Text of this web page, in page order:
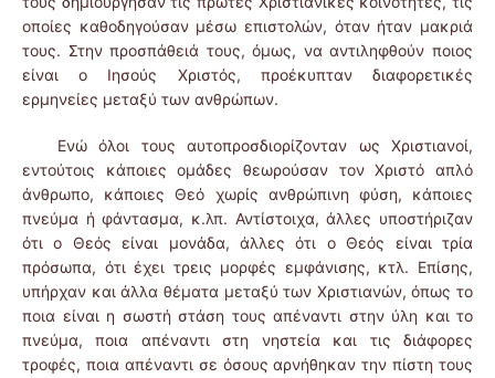
οποίες καθοδηγούσαν μέσω επιστολών, όταν ήταν μακριά
τους. Στην προσπάθειά τους, όμως, να αντιληφθούν ποιος
είναι ο Ιησούς Χριστός, προέκυπταν διαφορετικές
ερμηνείες μεταξύ των ανθρώπων.
Ενώ όλοι τους αυτοπροσδιορίζονταν ως Χριστιανοί,
εντούτοις κάποιες ομάδες θεωρούσαν τον Χριστό απλό
άνθρωπο, κάποιες Θεό χωρίς ανθρώπινη φύση, κάποιες
πνεύμα ή φάντασμα, κ.λπ. Αντίστοιχα, άλλες υποστήριζαν
ότι ο Θεός είναι μονάδα, άλλες ότι ο Θεός είναι τρία
πρόσωπα, ότι έχει τρεις μορφές εμφάνισης, κτλ. Επίσης,
υπήρχαν και άλλα θέματα μεταξύ των Χριστιανών, όπως το
ποια είναι η σωστή στάση τους απέναντι στην ύλη και το
πνεύμα, ποια απέναντι στη νηστεία και τις διάφορες
τροφές, ποια απέναντι σε όσους αρνήθηκαν την πίστη τους